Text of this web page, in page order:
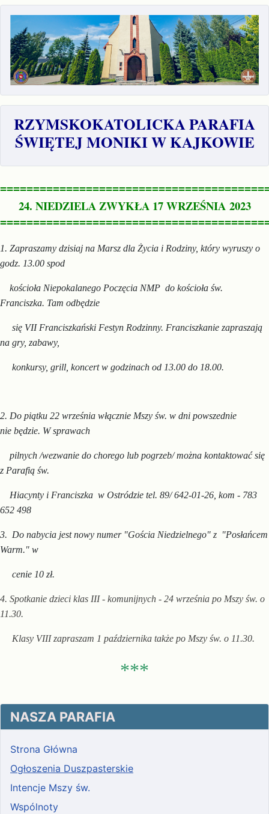
RZYMSKOKATOLICKA PARAFIA
ŚWIĘTEJ MONIKI W KAJKOWIE
24. NIEDZIELA ZWYKŁA 17 WRZEŚNIA2023
1. Zapraszamy dzisiaj na Marsz dla Życia i Rodziny, który wyruszy o
godz. 13.00 spod
kościoła Niepokalanego Poczęcia NMP do kościoła św.
Franciszka. Tam odbędzie
się VII Franciszkański Festyn Rodzinny. Franciszkanie zapraszają
na gry, zabawy,
konkursy, grill, koncertw godzinach od 13.00 do 18.00.
2. Do piątku 22 września włącznie Mszy św. w dni powszednie
nie będzie. W sprawach
pilnych /wezwanie do chorego lub pogrzeb/ można kontaktowaćsię
z Parafią św.
Hiacynty i Franciszka w Ostródzie tel. 89/ 642-01-26, kom - 783
652 498
3. Do nabycia jest nowy numer "Gościa Niedzielnego" z "Posłańcem
Warm." w
cenie 10 zł.
4. Spotkanie dzieci klas III - komunijnych - 24 września po Mszy św. o
11.30.
Klasy VIII zapraszam 1 października także po Mszy św. o 11.30.
***
NASZA PARAFIA
Strona Główna
Ogłoszenia Duszpasterskie
Intencje Mszy św.
Wspólnoty